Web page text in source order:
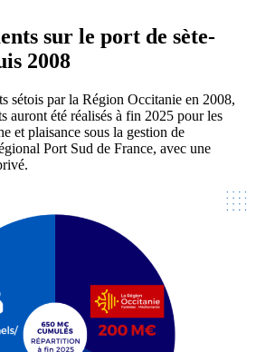
sur le port de sète-
2008
sétois par la Région Occitanie en 2008,
auront été réalisés à fin 2025 pour les
et plaisance sous la gestion de
Port Sud de France, avec une